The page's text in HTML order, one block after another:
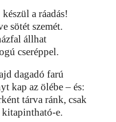
a ráadás!
sötét szemét.
állhat
cseréppel.
dagadó farú
kap az ölébe – és:
tárva ránk, csak
kitapintható-e.